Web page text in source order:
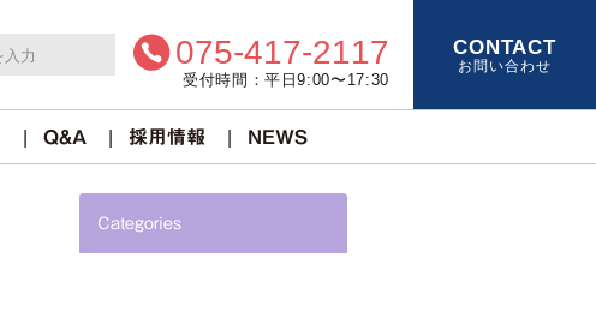
075-417-2117
受付時間：平日9:00〜17:30
CONTACT
お問い合わせ
Q&A 採用情報 NEWS
Categories